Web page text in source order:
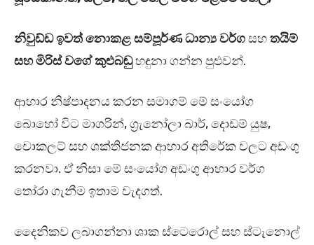
නිවුඩ්ඩ ඉවත් නොකළ සම්පූර්ණ ධාන්‍ය වර්ගසහතයිම්
සහ මිරිස් වගේ කුළුබඬුහඳුනා ගන්න පුළුවන්.
ආහාර නිෂ්පාදනය කරන සමාගම් මේ සං‍යෝග
බොහෝ විට මාගරින්, ග්‍රැනෝලා බාර්, දොඩම් යුෂ,
චොකලට් සහ ශක්තිජනක ආහාර අතිරේක වලට අඩංගු
කරනවා. ඒ නිසා මේ සං‍යෝග අඩංගු ආහාර වර්ග
තෝරා ගැනීම ඉතාම වැදගත්.
දෛනිකව ලබාගන්නා ශාක ස්ටෙරොල් සහ ස්ටැනොල්